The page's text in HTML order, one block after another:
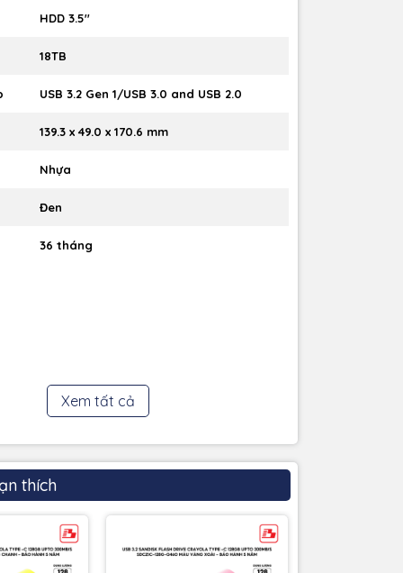
HDD 3.5''
18TB
USB 3.2 Gen 1/USB 3.0 and USB 2.0
139.3 x 49.0 x 170.6 mm
Nhựa
Đen
36 tháng
Xem tất cả
thích